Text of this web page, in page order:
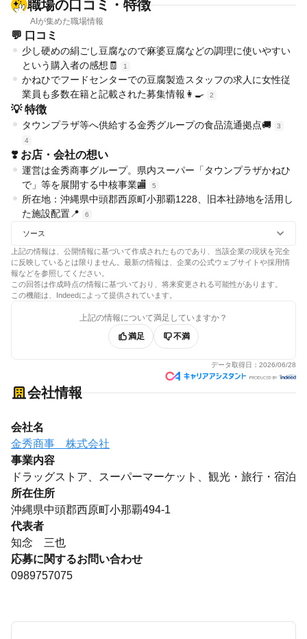
職場の口コミ・特徴
AIが集めた職場情報
💬 口コミ
少し硬めの絹ごし豆腐なので麻婆豆腐などの調理に使いやすい
という購入者の感想🧾
1
かねひでフードセンターでの豆腐製造スタッフの求人に女性従
業員も多数在籍と記載された募集情報👩‍🍳
2
💡 特徴
タウンプラザ等へ供給する金秀グループの食品流通拠点🚚
3
4
❣️ お店・会社の想い
運営は金秀商事グループ。県内スーパー「タウンプラザかねひ
で」等を展開する中核事業🏬
5
所在地：沖縄県中頭郡西原町小那覇1228、旧本社跡地を活用し
た施設配置📍
6
ソース
上記の情報は、公開情報に基づいて作成されたものであり、当該企業の現状を完全
に反映しているとは限りません。最新の情報は、企業の公式ウェブサイトや採用情
報などを参照してください。
この回答は作成時点の情報に基づいており、将来変更される可能性があります。
この機能は、Indeedによって提供されています。
上記の情報について満足していますか？
満足
不満
データ取得日： 2026/06/28
会社情報
会社名
金秀商事 株式会社
事業内容
ドラッグストア、スーパーマーケット、観光・旅行・宿泊
所在住所
沖縄県中頭郡西原町小那覇494-1
代表者
知念 三也
応募に関するお問い合わせ
0989757075